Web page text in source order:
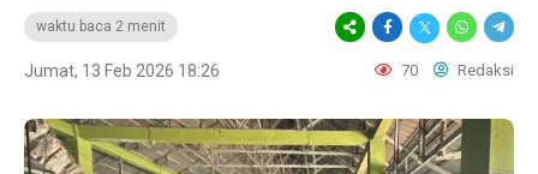
waktu baca 2 menit
Jumat, 13 Feb 2026 18:26 70 Redaksi